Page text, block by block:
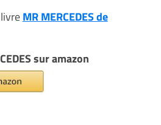
MR MERCEDES de
sur amazon